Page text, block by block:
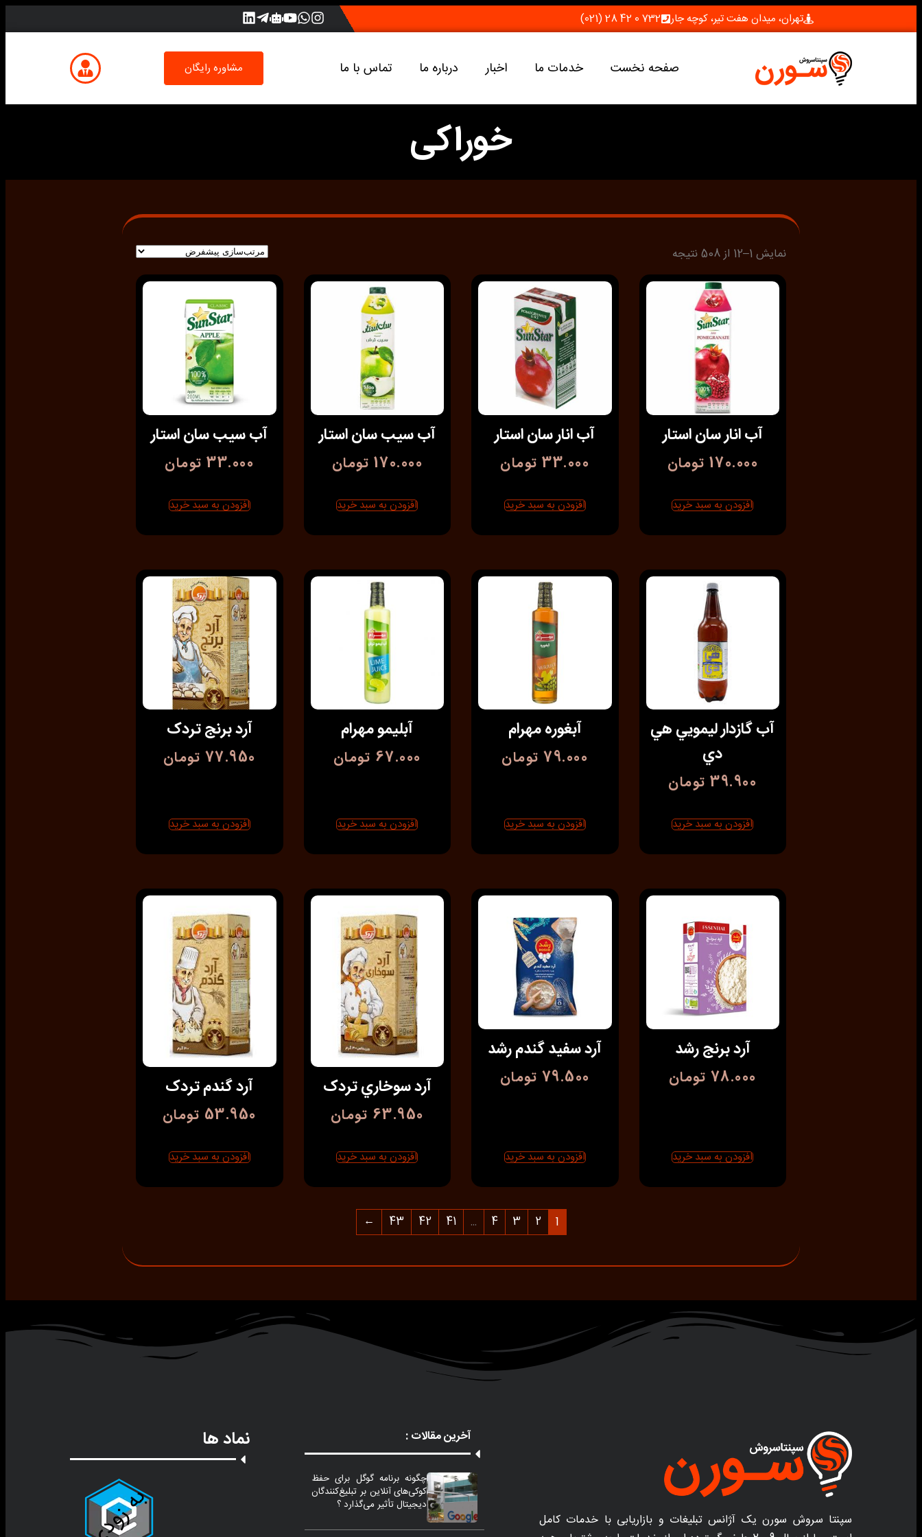
تهران، میدان هفت تیر، کوچه جار 732 0 42 28 (021)
صفحه نخست خدمات ما اخبار درباره ما تماس با ما مشاوره رایگان
خوراکی
نمایش 1–12 از 508 نتیجه
آب انار سان استار
170.000 تومان
افزودن به سبد خرید
آب انار سان استار
33.000 تومان
افزودن به سبد خرید
آب سیب سان استار
170.000 تومان
افزودن به سبد خرید
آب سیب سان استار
33.000 تومان
افزودن به سبد خرید
آب گازدار ليمويي هي
دي
39.900 تومان
افزودن به سبد خرید
آبغوره مهرام
79.000 تومان
افزودن به سبد خرید
آبليمو مهرام
67.000 تومان
افزودن به سبد خرید
آرد برنج تردک
77.950 تومان
افزودن به سبد خرید
آرد برنج رشد
78.000 تومان
افزودن به سبد خرید
آرد سفید گندم رشد
79.500 تومان
افزودن به سبد خرید
آرد سوخاري تردک
63.950 تومان
افزودن به سبد خرید
آرد گندم تردک
53.950 تومان
افزودن به سبد خرید
1
2
3
4
…
41
42
43
←
سپنتا سروش سورن یک آژانس تبلیغات و بازاریابی با خدمات کامل
آخرین مقالات :
چگونه برنامه گوگل برای حفظ
کوکی‌های آنلاین بر تبلیغ‌کنندگان
دیجیتال تأثیر می‌گذارد ؟
نماد ها